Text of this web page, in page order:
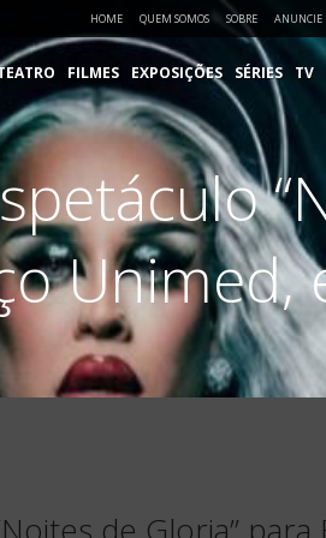
HOME QUEM SOMOS SOBRE ANUNCIE
FILMES EXPOSIÇÕES SÉRIES TV
Unimed,
de Gloria”